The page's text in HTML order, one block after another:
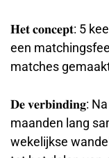
𝐇𝐞𝐭 𝐜𝐨𝐧𝐜𝐞𝐩𝐭: 5
een
matches
𝐃𝐞 𝐯𝐞𝐫𝐛𝐢𝐧𝐝𝐢𝐧𝐠:
maanden lang
wekelijkse